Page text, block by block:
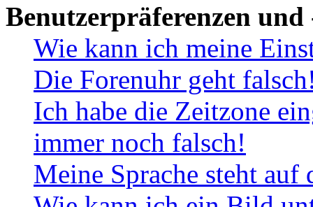
Benutzerpräferenzen und
Wie kann ich meine
Die Forenuhr geht
Ich habe die Zeitzone
immer noch falsch!
Meine Sprache steht